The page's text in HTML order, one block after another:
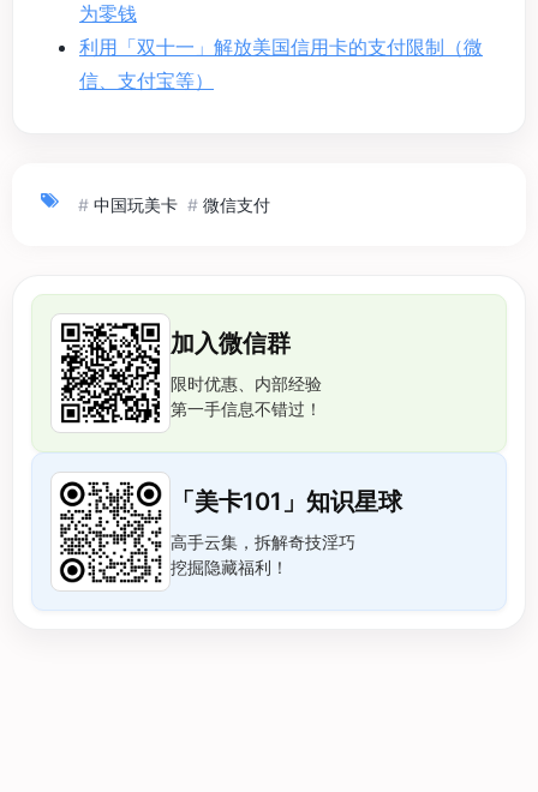
为零钱
利用「双十一」解放美国信用卡的支付限制（微
信、支付宝等）
# 中国玩美卡 # 微信支付
加入微信群
限时优惠、内部经验
第一手信息不错过！
「美卡101」知识星球
高手云集，拆解奇技淫巧
挖掘隐藏福利！